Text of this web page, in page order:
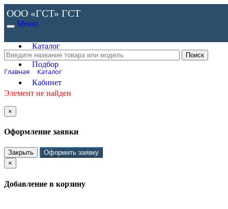
ООО «ГСТ» ГСТ
Меню
Каталог
Подбор
Кабинет
Главная Каталог
Элемент не найден
×
Оформление заявки
Закрыть
Оформить заявку
×
Добавление в корзину